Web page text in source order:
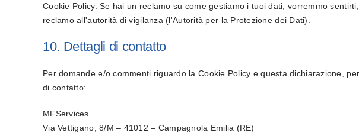
Cookie Policy. Se hai un reclamo su come gestiamo i tuoi dati, vorremmo
reclamo all'autorità di vigilanza (l'Autorità per la Protezione dei Dati).
10. Dettagli di contatto
Per domande e/o commenti riguardo la Cookie Policy e questa dichiarazione,
di contatto:
MFServices
Via Vettigano, 8/M – 41012 – Campagnola Emilia (RE)